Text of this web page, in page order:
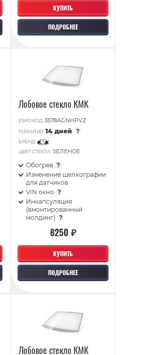
КУПИТЬ
ПОДРОБНЕЕ
КУПИТЬ
ПОДРОБНЕЕ
Лобовое стекло КМК
ЕВРОКОД:3578AGNHPVZ
ГАРАНТИЯ:14 дней ?
БРЕНД:
ЦВЕТ СТЕКЛА:ЗЕЛЕНОЕ
Обогрев ?
Изменение шелкографии
для датчиков
VIN окно ?
Инкапсуляция
(вмонтированный
молдинг) ?
8250 ₽
Лобовое стекло КМК